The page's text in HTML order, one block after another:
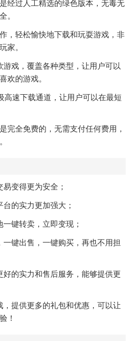
经过人工精选的绿色版本，无毒无
。
，轻松愉快地下载和玩耍游戏，非
家。
游戏，覆盖各种类型，让用户可以
欢的游戏。
高速下载通道，让用户可以在最短
完全免费的，无需支付任何费用，
变得更为安全；
的实力更加强大；
键转卖，立即变现；
一键出售，一键购买，再也不用担
好的实力和售后服务，能够提供更
，提供更多的礼包和优惠，可以让
！